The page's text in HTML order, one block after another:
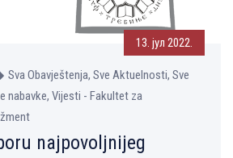
13. јул 2022.
Sva Obavještenja, Sve Aktuelnosti, Sve
nabavke, Vijesti - Fakultet za
najpovoljnijeg